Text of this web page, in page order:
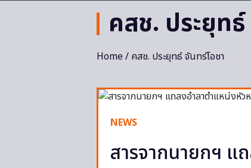
คสช. ประยุท
Home/ คสช. ประยุทธ์ จันทร์โอชา
NEWS
สารจากนายกฯ แ